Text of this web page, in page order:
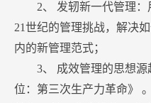
2、 发轫新一代管理
21世纪的管理挑战，解决
内的新管理范式；
3、 成效管理的思想
位：第三次生产力革命》 。